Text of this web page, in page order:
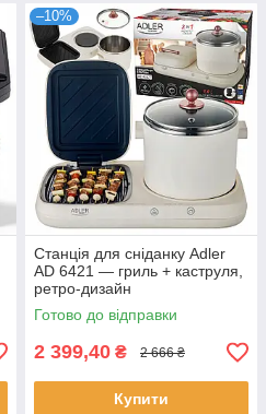
–10%
Станція для сніданку Adler
AD 6421 — гриль + каструля,
ретро-дизайн
Готово до відправки
2 399,40 ₴ 2 666 ₴
Купити